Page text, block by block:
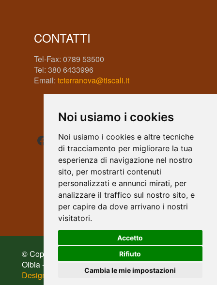
Noi usiamo i cookies
Noi usiamo i cookies e altre tecniche
di tracciamento per migliorare la tua
esperienza di navigazione nel nostro
sito, per mostrarti contenuti
personalizzati e annunci mirati, per
analizzare il traffico sul nostro sito, e
per capire da dove arrivano i nostri
visitatori.
Accetto
Rifiuto
Cambia le mie impostazioni
CONTATTI
Tel-Fax: 0789 53500
Tel: 380 6433996
Email: tcterranova@tiscali.it
Facebook
Instagram
WhatsApp
© Copyright 2026 - A.S.D. Tennis Club Terranova
Olbia - C.F. 91005860902 - P.Iva 01635500901 |
Design by HicWeb